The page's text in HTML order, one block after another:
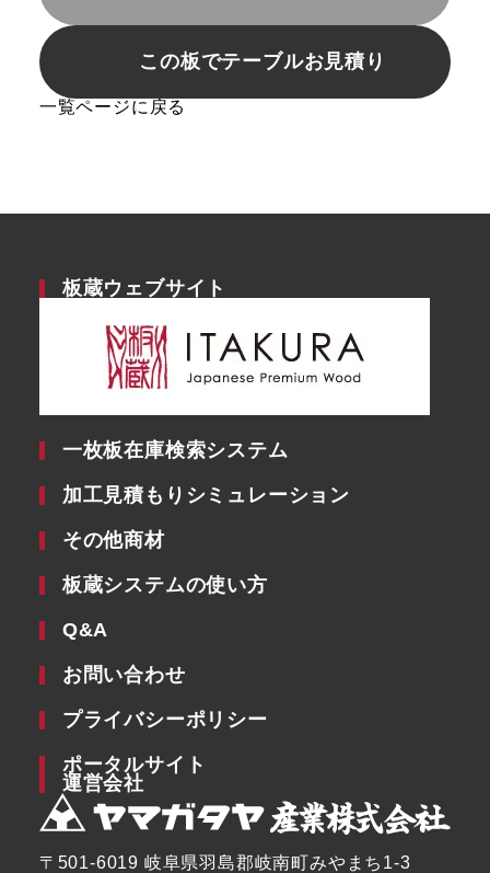
この板でテーブルお見積り
一覧ページに戻る
板蔵ウェブサイト
一枚板在庫検索システム
加工見積もりシミュレーション
その他商材
板蔵システムの使い方
Q&A
お問い合わせ
プライバシーポリシー
ポータルサイト
運営会社
〒501-6019 岐阜県羽島郡岐南町みやまち1-3